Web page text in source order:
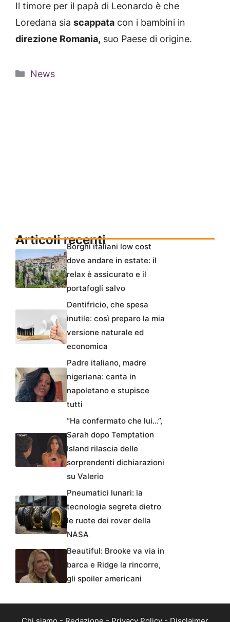
Il timore per il papà di Leonardo è che
Loredana sia scappata con i bambini in
direzione Romania, suo Paese di origine.
Categorie
News
Articoli recentiBorghi italiani low cost
dove andare in estate: il
relax è assicurato e il
portafogli salvo
Dentifricio, che spesa
inutile: così preparo la mia
versione naturale ed
economica
Padre italiano, madre
nigeriana: canta in
napoletano e stupisce
tutti
“Ha confermato che lui…”,
Sarah dopo Temptation
Island rilascia delle
sorprendenti dichiarazioni
su Valerio
Pneumatici lunari: la
tecnologia segreta dietro
le ruote dei rover della
NASA
Beautiful: Brooke va via in
barca e Ridge la rincorre,
gli spoiler americani